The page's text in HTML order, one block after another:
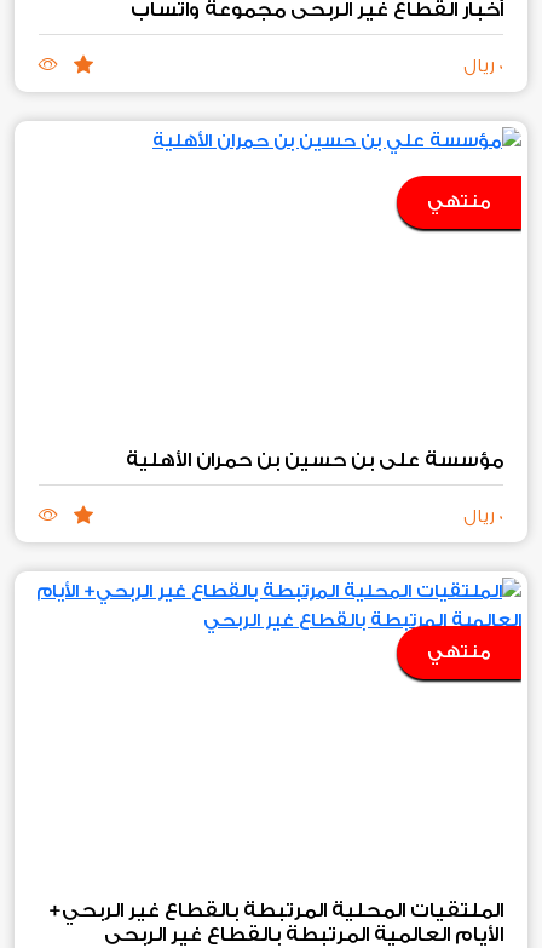
أخبار القطاع غير الربحي مجموعة واتساب
0 ريال
منتهي
مؤسسة علي بن حسين بن حمران الأهلية
0 ريال
منتهي
الملتقيات المحلية المرتبطة بالقطاع غير الربحي+
الأيام العالمية المرتبطة بالقطاع غير الربحي